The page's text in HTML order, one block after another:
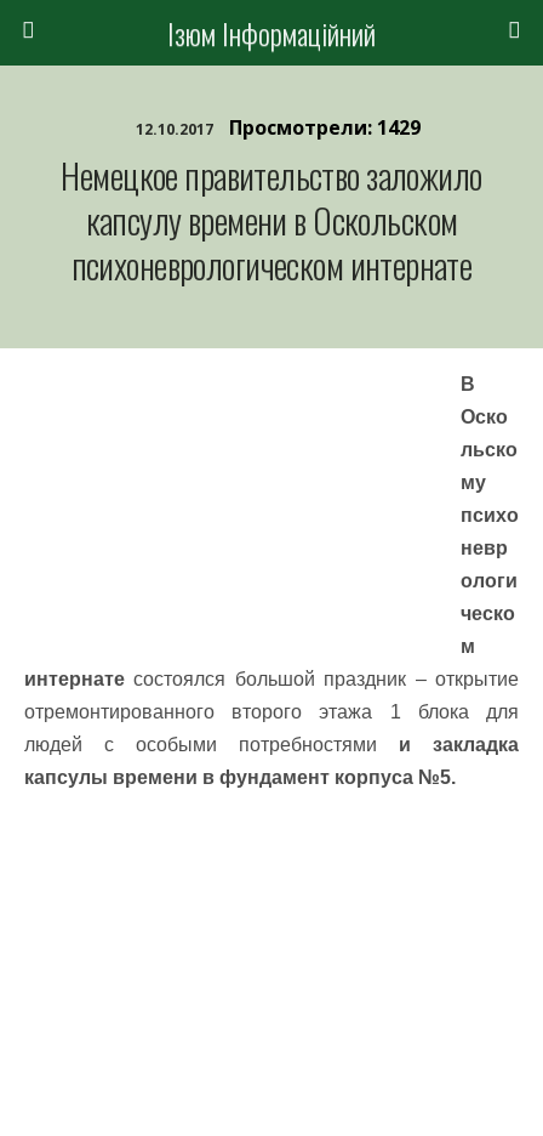
Ізюм Інформаційний
12.10.2017 Просмотрели: 1429
Немецкое правительство заложило
капсулу времени в Оскольском
психоневрологическом интернате
В
Оско
льско
му
психо
невр
ологи
ческо
м
интернате состоялся большой праздник – открытие
отремонтированного второго этажа 1 блока для
людей с особыми потребностями и закладка
капсулы времени в фундамент корпуса №5.